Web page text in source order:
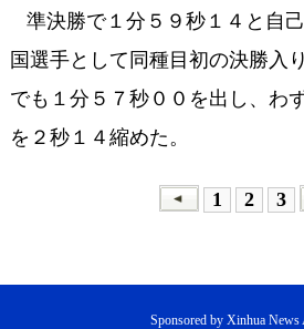
準決勝で１分５９秒１４と自
国選手として同種目初の決勝入
でも１分５７秒００を出し、わ
を２秒１４縮めた。
1 2 3
Sponsored by Xinhua News